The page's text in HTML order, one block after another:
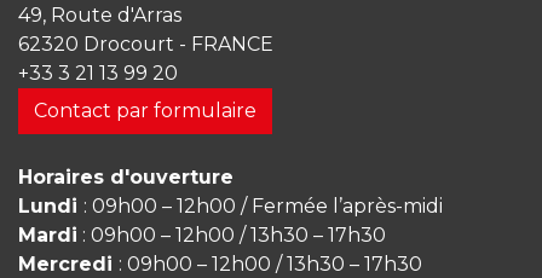
49, Route d'Arras
62320 Drocourt - FRANCE
+33 3 21 13 99 20
Contact par formulaire
Horaires d'ouverture
Lundi : 09h00 – 12h00 / Fermée l’après-midi
Mardi : 09h00 – 12h00 / 13h30 – 17h30
Mercredi : 09h00 – 12h00 / 13h30 – 17h30